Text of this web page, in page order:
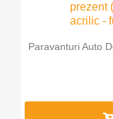
Paravanturi Auto